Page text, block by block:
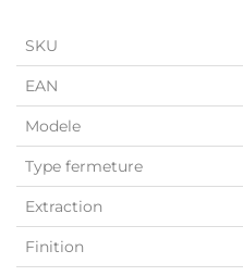
SKU
EAN
Modele
Type fermeture
Extraction
Finition